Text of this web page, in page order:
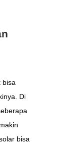
bisa
Di
bisa